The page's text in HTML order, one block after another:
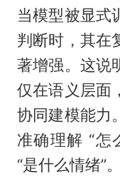
当模型被显式
判断时，其在
著增强。这说
仅在语义层面
协同建模能力
准确理解 “怎
“是什么情绪”。